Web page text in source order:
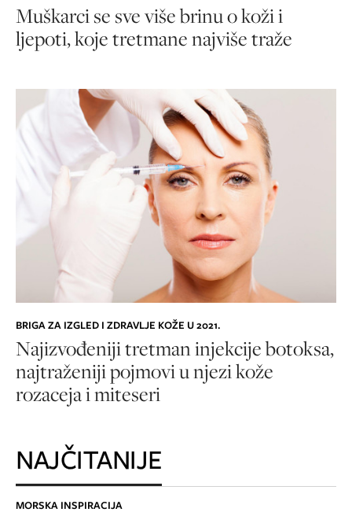
Muškarci se sve više brinu o koži i
ljepoti, koje tretmane najviše traže
BRIGA ZA IZGLED I ZDRAVLJE KOŽE U 2021.
Najizvođeniji tretman injekcije botoksa,
najtraženiji pojmovi u njezi kože
rozaceja i miteseri
NAJČITANIJE
MORSKA INSPIRACIJA